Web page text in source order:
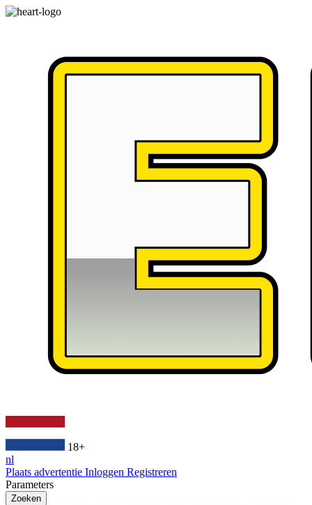
18+
nl
Plaats advertentie Inloggen Registreren
Parameters
Zoeken